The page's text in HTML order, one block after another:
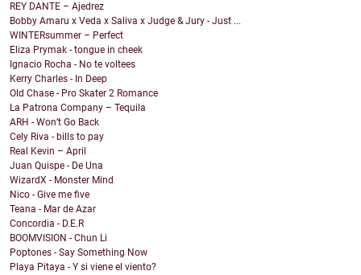
REY DANTE – Ajedrez
Bobby Amaru x Veda x Saliva x Judge & Jury - Just ...
WINTERsummer – Perfect
Eliza Prymak - tongue in cheek
Ignacio Rocha - No te voltees
Kerry Charles - In Deep
Old Chase - Pro Skater 2 Romance
La Patrona Company – Tequila
ARH - Won’t Go Back
Cely Riva - bills to pay
Real Kevin – April
Juan Quispe - De Una
WizardX - Monster Mind
Nico - Give me five
Teana - Mar de Azar
Concordia - D.E.R
BOOMVISION - Chun Li
Poptones - Say Something Now
Playa Pitaya - Y si viene el viento?